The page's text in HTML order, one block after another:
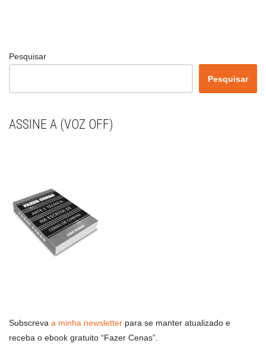
Pesquisar
Pesquisar
ASSINE A (VOZ OFF)
Subscreva a minha newsletter para se manter atualizado e
receba o ebook gratuito “Fazer Cenas”.